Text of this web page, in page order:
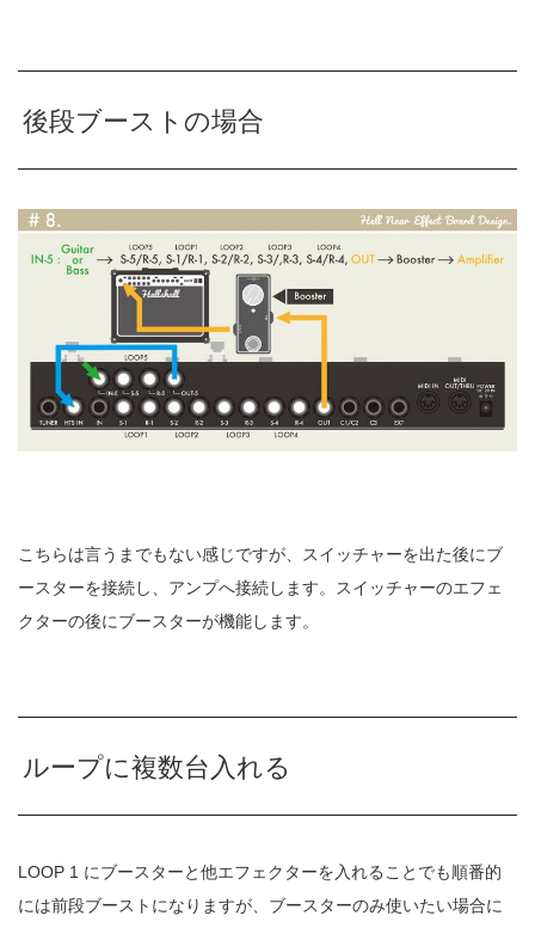
後段ブーストの場合
こちらは言うまでもない感じですが、スイッチャーを出た後にブ
ースターを接続し、アンプへ接続します。スイッチャーのエフェ
クターの後にブースターが機能します。
ループに複数台入れる
LOOP 1 にブースターと他エフェクターを入れることでも順番的
には前段ブーストになりますが、ブースターのみ使いたい場合に